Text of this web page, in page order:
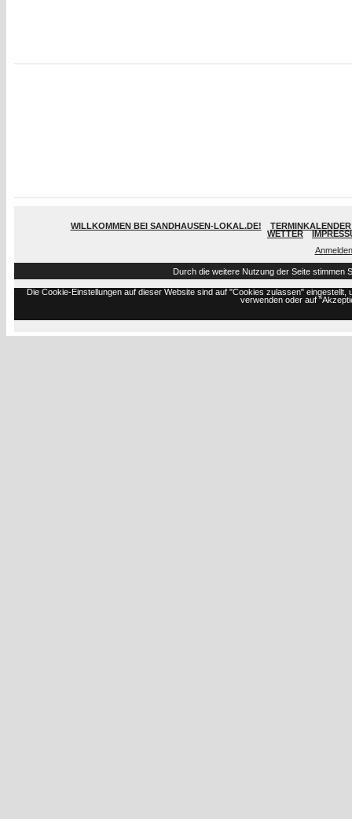
WILLKOMMEN BEI SANDHAUSEN-LOKAL.DE!
TERMINKALENDER
WETTER
Anmelden
Durch die weitere Nutzung der Seite stimmen
Die Cookie-Einstellungen auf dieser Website sind auf "Cookies zulassen"
verwenden oder auf